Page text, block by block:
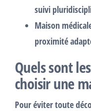
suivi
Maison
proximité
Quels sont
choisir une
Pour éviter toute